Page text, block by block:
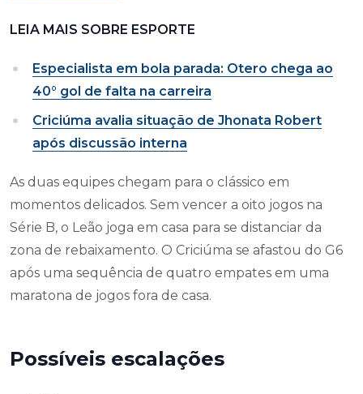
LEIA MAIS SOBRE ESPORTE
Especialista em bola parada: Otero chega ao
40° gol de falta na carreira
Criciúma avalia situação de Jhonata Robert
após discussão interna
As duas equipes chegam para o clássico em
momentos delicados. Sem vencer a oito jogos na
Série B, o Leão joga em casa para se distanciar da
zona de rebaixamento. O Criciúma se afastou do G6
após uma sequência de quatro empates em uma
maratona de jogos fora de casa.
Possíveis escalações